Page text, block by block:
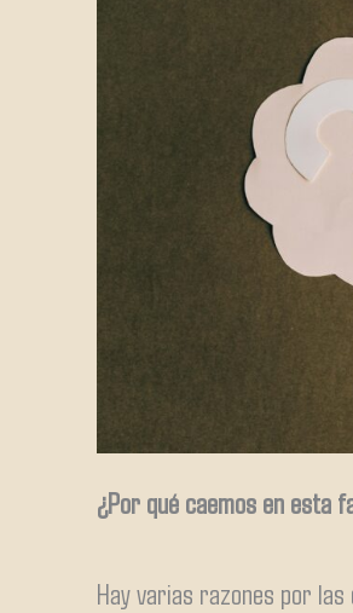
¿Por qué caemos en esta
Hay varias razones por